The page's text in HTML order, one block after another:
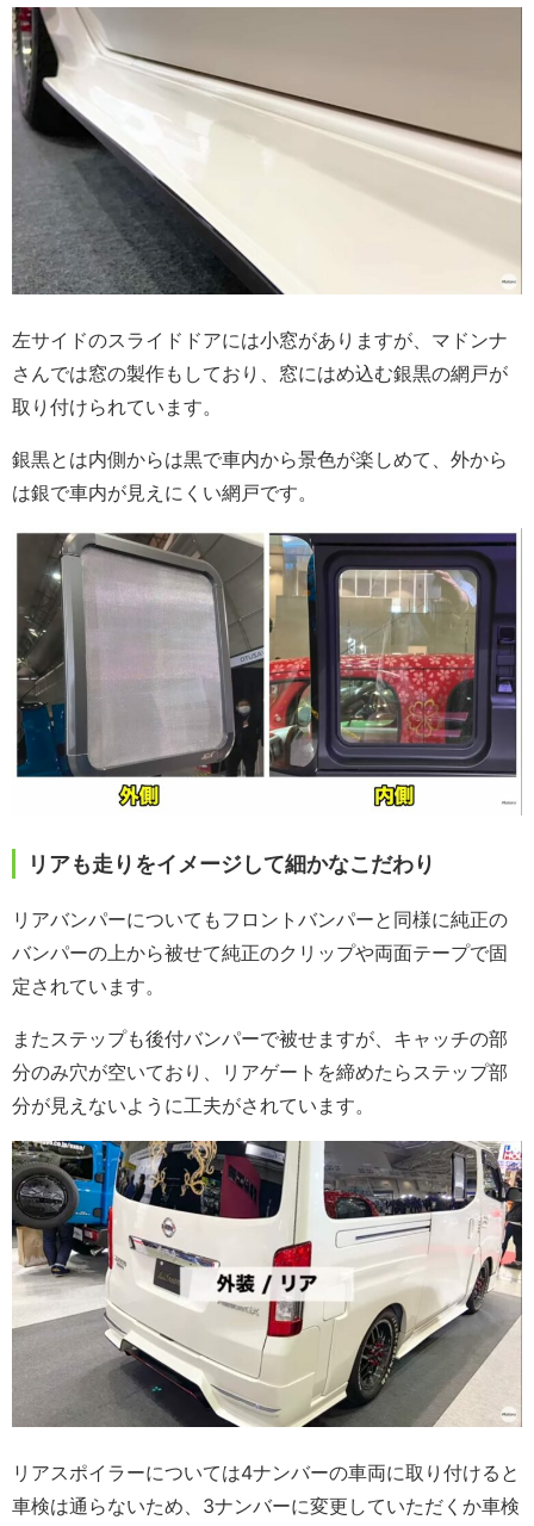
左サイドのスライドドアには小窓がありますが、マドンナ
さんでは窓の製作もしており、窓にはめ込む銀黒の網戸が
取り付けられています。
銀黒とは内側からは黒で車内から景色が楽しめて、外から
は銀で車内が見えにくい網戸です。
リアも走りをイメージして細かなこだわり
リアバンパーについてもフロントバンパーと同様に純正の
バンパーの上から被せて純正のクリップや両面テープで固
定されています。
またステップも後付バンパーで被せますが、キャッチの部
分のみ穴が空いており、リアゲートを締めたらステップ部
分が見えないように工夫がされています。
リアスポイラーについては4ナンバーの車両に取り付けると
車検は通らないため、3ナンバーに変更していただくか車検